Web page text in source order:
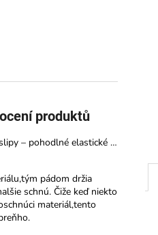
produktů
Pánské bambusové slipy – pohodlné elastické spodní prádlo s vysokou savostí
3 z 5 hvězdiček.
pádom držia
schnú. Čiže keď niekto
materiál,tento